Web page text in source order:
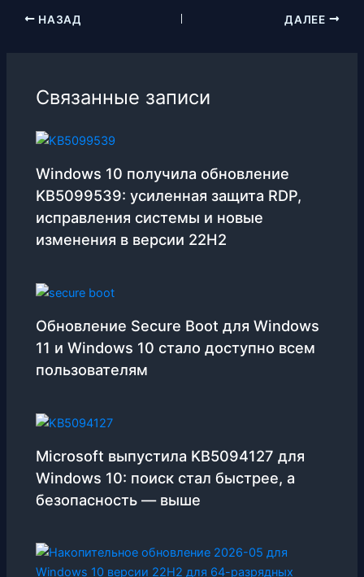
НАЗАД ДАЛЕЕ
Связанные записи
Windows 10 получила обновление
KB5099539: усиленная защита RDP,
исправления системы и новые
изменения в версии 22H2
Обновление Secure Boot для Windows
11 и Windows 10 стало доступно всем
пользователям
Microsoft выпустила KB5094127 для
Windows 10: поиск стал быстрее, а
безопасность — выше